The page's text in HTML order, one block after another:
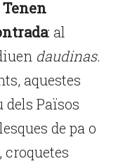
: al
daudinas.
aquestes
dels Països
de pa o
croquetes